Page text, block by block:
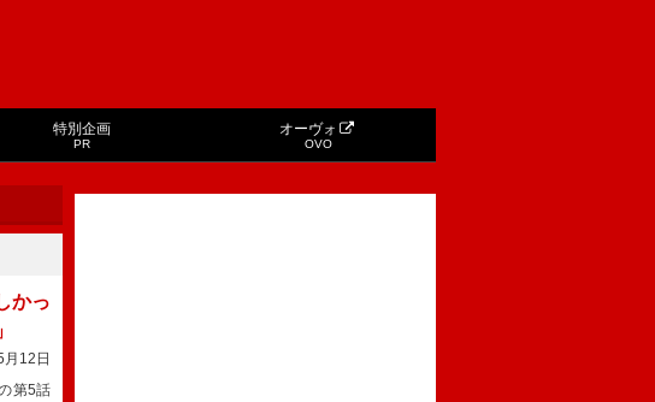
特別企画
PR
オーヴォ
OVO
かっ
12日
第5話